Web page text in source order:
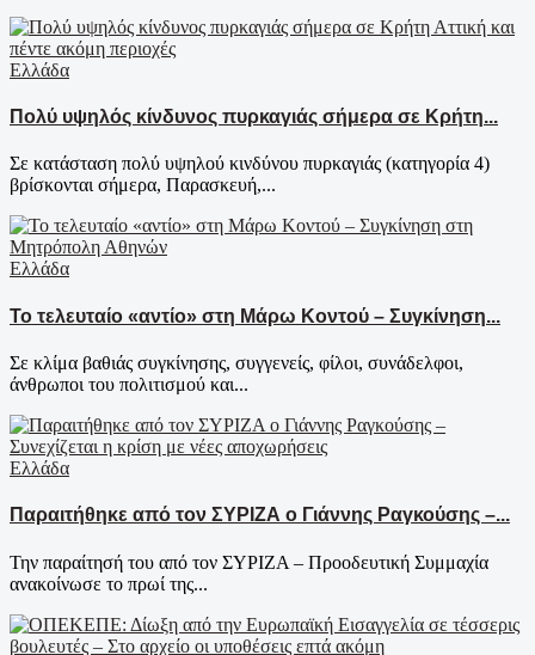
Ελλάδα
Πολύ υψηλός κίνδυνος πυρκαγιάς σήμερα σε Κρήτη...
Σε κατάσταση πολύ υψηλού κινδύνου πυρκαγιάς (κατηγορία 4)
βρίσκονται σήμερα, Παρασκευή,...
Ελλάδα
Το τελευταίο «αντίο» στη Μάρω Κοντού – Συγκίνηση...
Σε κλίμα βαθιάς συγκίνησης, συγγενείς, φίλοι, συνάδελφοι,
άνθρωποι του πολιτισμού και...
Ελλάδα
Παραιτήθηκε από τον ΣΥΡΙΖΑ ο Γιάννης Ραγκούσης –...
Την παραίτησή του από τον ΣΥΡΙΖΑ – Προοδευτική Συμμαχία
ανακοίνωσε το πρωί της...